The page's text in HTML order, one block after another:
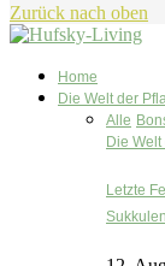
Zurück nach oben
Home
Die Welt der
Alle
Die
Letzte